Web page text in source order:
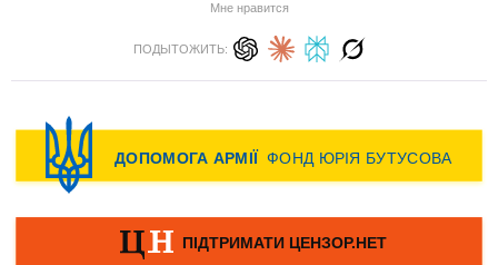
Мне нравится
ПОДЫТОЖИТЬ: